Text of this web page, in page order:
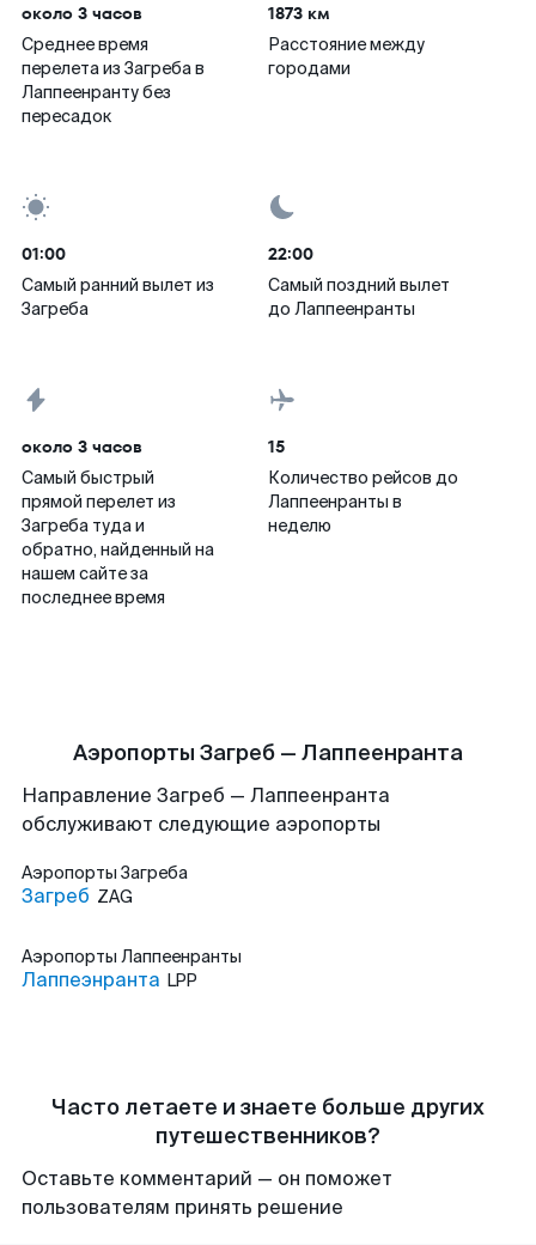
около 3 часов
Среднее время
перелета из Загреба в
Лаппеенранту без
пересадок
1873 км
Расстояние между
городами
01:00
Самый ранний вылет из
Загреба
22:00
Самый поздний вылет
до Лаппеенранты
около 3 часов
Самый быстрый
прямой перелет из
Загреба туда и
обратно, найденный на
нашем сайте за
последнее время
15
Количество рейсов до
Лаппеенранты в
неделю
Аэропорты Загреб — Лаппеенранта
Направление Загреб — Лаппеенранта
обслуживают следующие аэропорты
Аэропорты Загреба
Загреб ZAG
Аэропорты Лаппеенранты
Лаппеэнранта LPP
Часто летаете и знаете больше других
путешественников?
Оставьте комментарий — он поможет
пользователям принять решение